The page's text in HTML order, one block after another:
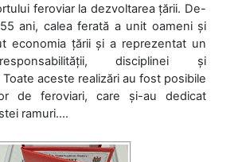
feroviar la dezvoltarea țării. De-
ani, calea ferată a unit oameni și
economia țării și a reprezentat un
disciplinei și
aceste realizări au fost posibile
de feroviari, care și-au dedicat
ramuri....